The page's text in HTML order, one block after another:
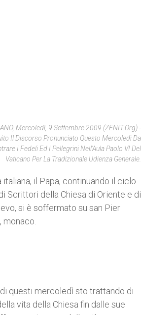
Mercoledì, 9 Settembre 2009 (ZENIT.org).-
Il Discorso Pronunciato Questo Mercoledì Da
I Fedeli Ed I Pellegrini Nell'Aula Paolo VI Del
Vaticano Per La Tradizionale Udienza Generale.
il Papa, continuando il ciclo
Scrittori della Chiesa di Oriente e di
si è soffermato su san Pier
monaco.
questi mercoledì sto trattando di
vita della Chiesa fin dalle sue